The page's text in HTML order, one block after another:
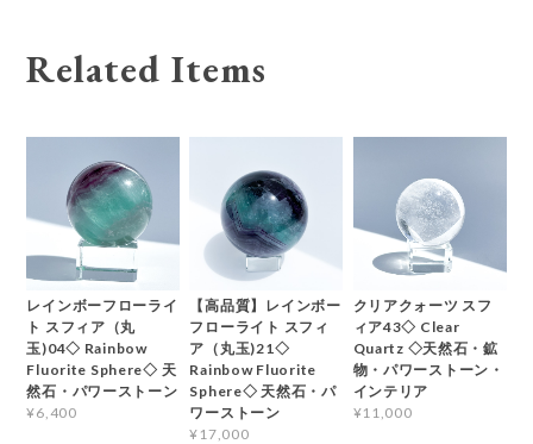
Related Items
レインボーフローライ
ト スフィア（丸
玉)04◇ Rainbow
Fluorite Sphere◇ 天
然石・パワーストーン
¥6,400
【高品質】レインボー
フローライト スフィ
ア（丸玉)21◇
Rainbow Fluorite
Sphere◇ 天然石・パ
ワーストーン
¥17,000
クリアクォーツ スフ
ィア43◇ Clear
Quartz ◇天然石・鉱
物・パワーストーン・
インテリア
¥11,000